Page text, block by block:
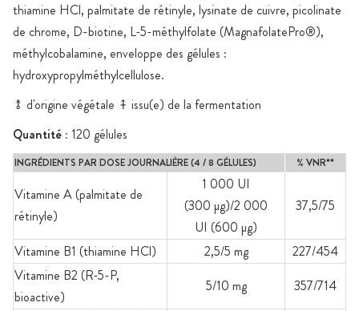
thiamine HCl, palmitate de rétinyle, lysinate de cuivre, picolinate
de chrome, D-biotine, L-5-méthylfolate (MagnafolatePro®),
méthylcobalamine, enveloppe des gélules :
hydroxypropylméthylcellulose.
⥉ d'origine végétale ⤉ issu(e) de la fermentation
Quantité : 120 gélules
INGRÉDIENTS PAR DOSE JOURNALIÈRE (4 / 8 GÉLULES) % VNR**
Vitamine A (palmitate de
rétinyle)
1 000 UI
(300 µg)/2 000
UI (600 µg)
37,5/75
Vitamine B1 (thiamine HCl) 2,5/5 mg
227/454
Vitamine B2 (R-5-P,
bioactive)
5/10 mg
357/714